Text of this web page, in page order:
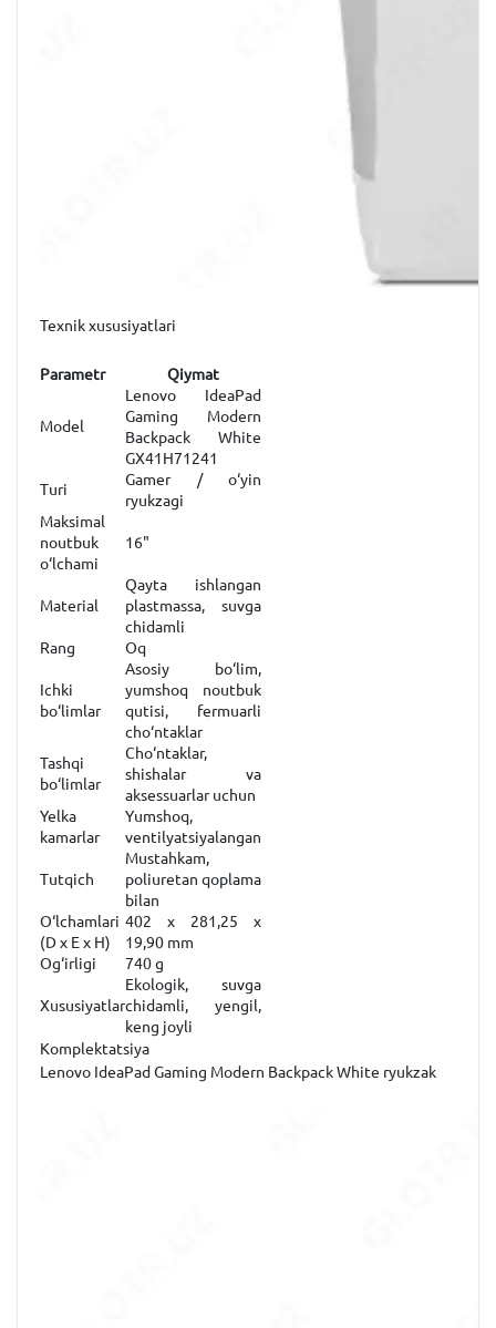
Texnik xususiyatlari
Parametr Qiymat
Model
Lenovo IdeaPad
Gaming Modern
Backpack White
GX41H71241
Turi
Gamer / o‘yin
ryukzagi
Maksimal
noutbuk
o‘lchami
16"
Material
Qayta ishlangan
plastmassa, suvga
chidamli
Rang
Oq
Ichki
bo‘limlar
Asosiy bo‘lim,
yumshoq noutbuk
qutisi, fermuarli
cho‘ntaklar
Tashqi
bo‘limlar
Cho‘ntaklar,
shishalar va
aksessuarlar uchun
Yelka
kamarlar
Yumshoq,
ventilyatsiyalangan
Tutqich
Mustahkam,
poliuretan qoplama
bilan
O‘lchamlari
(D x E x H)
402 x 281,25 x
19,90 mm
Og‘irligi
740 g
Xususiyatlar
Ekologik, suvga
chidamli, yengil,
keng joyli
Komplektatsiya
Lenovo IdeaPad Gaming Modern Backpack White ryukzak